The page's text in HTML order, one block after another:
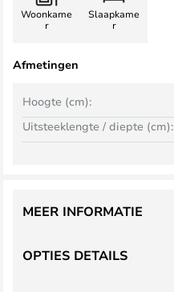
Woonkame
r
Slaapkame
r
Afmetingen
Hoogte (cm):
Uitsteeklengte / diepte (cm):
OPTIES DETAILS
MEER INFORMATIE